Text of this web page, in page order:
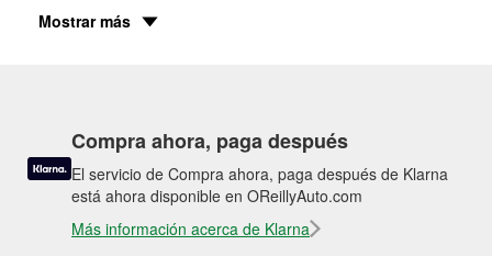
Mostrar más
Compra ahora, paga después
El servicio de Compra ahora, paga después de Klarna
está ahora disponible en OReillyAuto.com
Más información acerca de Klarna